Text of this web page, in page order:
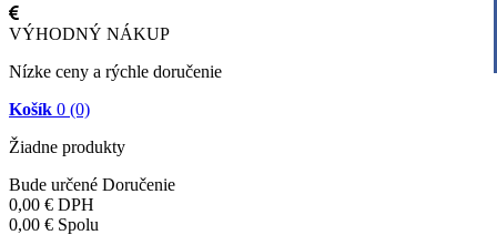
VÝHODNÝ NÁKUP
Nízke ceny a rýchle doručenie
Košík 0 (0)
Žiadne produkty
Bude určené Doručenie
0,00 € DPH
0,00 € Spolu